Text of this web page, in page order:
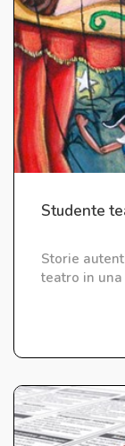
Studente
Storie
teatro in